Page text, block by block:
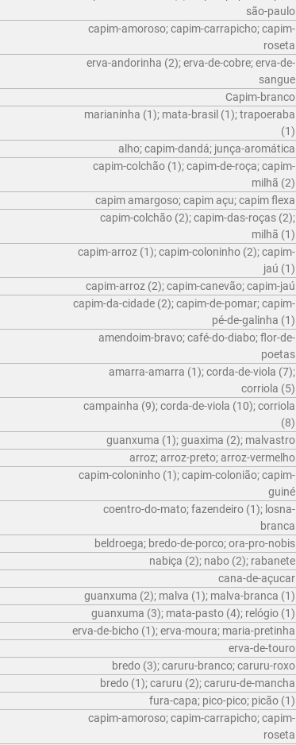
são-paulo
capim-amoroso; capim-carrapicho; capim-
roseta
erva-andorinha (2); erva-de-cobre; erva-de-
sangue
Capim-branco
marianinha (1); mata-brasil (1); trapoeraba
(1)
alho; capim-dandá; junça-aromática
capim-colchão (1); capim-de-roça; capim-
milhã (2)
capim amargoso; capim açu; capim flexa
capim-colchão (2); capim-das-roças (2);
milhã (1)
capim-arroz (1); capim-coloninho (2); capim-
jaú (1)
capim-arroz (2); capim-canevão; capim-jaú
capim-da-cidade (2); capim-de-pomar; capim-
pé-de-galinha (1)
amendoim-bravo; café-do-diabo; flor-de-
poetas
amarra-amarra (1); corda-de-viola (7);
corriola (5)
campainha (9); corda-de-viola (10); corriola
(8)
guanxuma (1); guaxima (2); malvastro
arroz; arroz-preto; arroz-vermelho
capim-coloninho (1); capim-colonião; capim-
guiné
coentro-do-mato; fazendeiro (1); losna-
branca
beldroega; bredo-de-porco; ora-pro-nobis
nabiça (2); nabo (2); rabanete
cana-de-açucar
guanxuma (2); malva (1); malva-branca (1)
guanxuma (3); mata-pasto (4); relógio (1)
erva-de-bicho (1); erva-moura; maria-pretinha
erva-de-touro
bredo (3); caruru-branco; caruru-roxo
bredo (1); caruru (2); caruru-de-mancha
fura-capa; pico-pico; picão (1)
capim-amoroso; capim-carrapicho; capim-
roseta